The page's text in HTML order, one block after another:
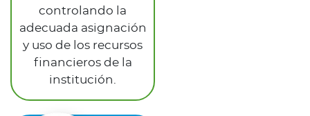
controlando la
adecuada asignación
y uso de los recursos
financieros de la
institución.